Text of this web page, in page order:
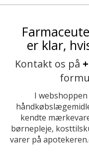
er klar,
Kontakt os på
I
kendte
børnepleje,
varer på